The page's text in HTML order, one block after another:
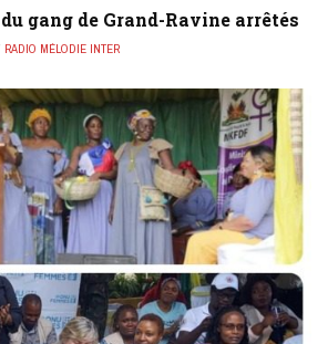
gang de Grand-Ravine arrêtés
RADIO MÉLODIE INTER